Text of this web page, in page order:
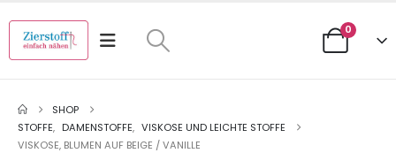
0
SHOP
STOFFE, DAMENSTOFFE, VISKOSE UND LEICHTE STOFFE
VISKOSE, BLUMEN AUF BEIGE / VANILLE